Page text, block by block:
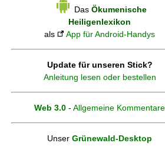
Das Ökumenische
Heiligenlexikon
als
App für Android-Handys
Update für unseren Stick?
Anleitung lesen oder bestellen
Web 3.0 - Allgemeine Kommentare
Unser Grünewald-Desktop